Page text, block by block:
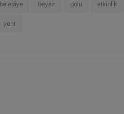
belediye beyaz dolu etkinlik
yeni